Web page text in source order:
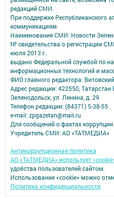
редакций СМИ.
При поддержке Республиканского
коммуникациям.
Наименование СМИ: Новости
№ свидетельства о регистрации
июля 2013 г.
выдано Федеральной службой по
информационных технологий и
ФИО главного редактора:
Адрес редакции: 422550, Татарстан
Зеленодольск, ул. Ленина, д. 29
Телефон редакции: (84371) 5-38-55
e-mail: zpgazetan@mail.ru
Для сообщений о фактах
Учредитель СМИ: АО «ТАТМЕДИА»
Антикоррупционная политика
АО «ТАТМЕДИА» использует
удобства пользователей сайтом.
Использование «cookie» можно
Политика конфиденциальности